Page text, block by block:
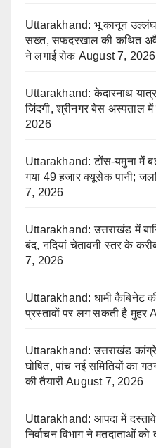
Uttarakhand: भू कानून
सख्त, सफदरखाल की कथित
ने लगाई रोक August 7, 2026
Uttarakhand: केदारनाथ
जिंदगी, श्रीनगर बेस अस्पताल
2026
Uttarakhand: टोंस-यमुना में
गया 49 हजार क्यूसेक पानी;
7, 2026
Uttarakhand: उत्तराखंड में
बंद, नदियां चेतावनी स्तर के
7, 2026
Uttarakhand: धामी कैबिनेट
प्रस्तावों पर लग सकती है मुहर
Uttarakhand: उत्तराखंड
घोषित, पांच नई समितियों का
की तैयारी August 7, 2026
Uttarakhand: आपदा में
निर्वाचन विभाग ने मतदाताओं को